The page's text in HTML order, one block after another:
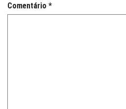
Comentário *